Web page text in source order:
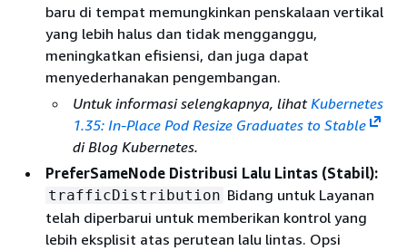
baru di tempat memungkinkan penskalaan vertikal
yang lebih halus dan tidak mengganggu,
meningkatkan efisiensi, dan juga dapat
menyederhanakan pengembangan.
Untuk informasi selengkapnya, lihatKubernetes
1.35: In-Place Pod Resize Graduates to Stable
di Blog Kubernetes.
PreferSameNode Distribusi Lalu Lintas (Stabil):
trafficDistribution Bidang untuk Layanan
telah diperbarui untuk memberikan kontrol yang
lebih eksplisit atas perutean lalu lintas. Opsi